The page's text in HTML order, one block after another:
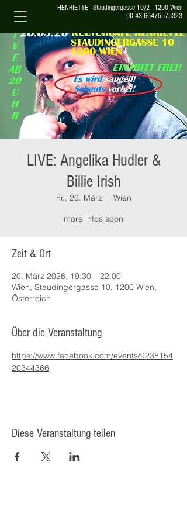
HENRIETTE - Staudingergasse 10/2 - 1200 Wien
00 43 66475575323
LIVE: Angelika Hudler &
Billie Irish
Fr., 20. März
  |
Wien
more infos soon
Zeit & Ort
20. März 2026, 19:30 – 22:00
Wien, Staudingergasse 10, 1200 Wien,
Österreich
Über die Veranstaltung
https://www.facebook.com/events/9238154
20344366
Diese Veranstaltung teilen